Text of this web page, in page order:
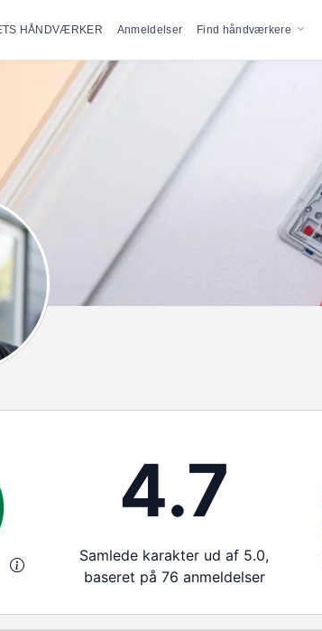
navigation
HÅNDVÆRKER Anmeldelser Find håndværkere
4.7
Samlede karakter ud af 5.0,
baseret på 76 anmeldelser